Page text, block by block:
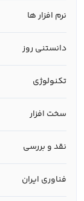
نرم افزار ها
دانستنی روز
تکنولوژی
سخت افزار
نقد و بررسی
فناوری ایران